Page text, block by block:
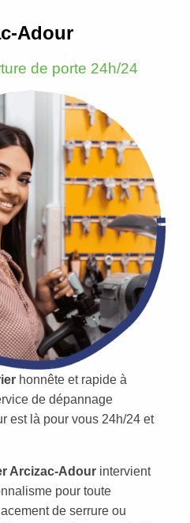
Adour
de porte 24h/24
honnête et rapide à
de dépannage
est là pour vous 24h/24 et
Arcizac-Adour intervient
pour toute
de serrure ou